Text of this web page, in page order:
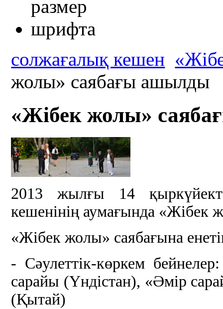
солжағалық кешен
жолы» саябағы ашылды
«Жібек жолы»
2013 жылғы 14
кешенінің аумағында
«Жібек жолы» саябағына
- Сәулеттік-көркем
сарайы (Үндістан), «Әмір
(Қытай)